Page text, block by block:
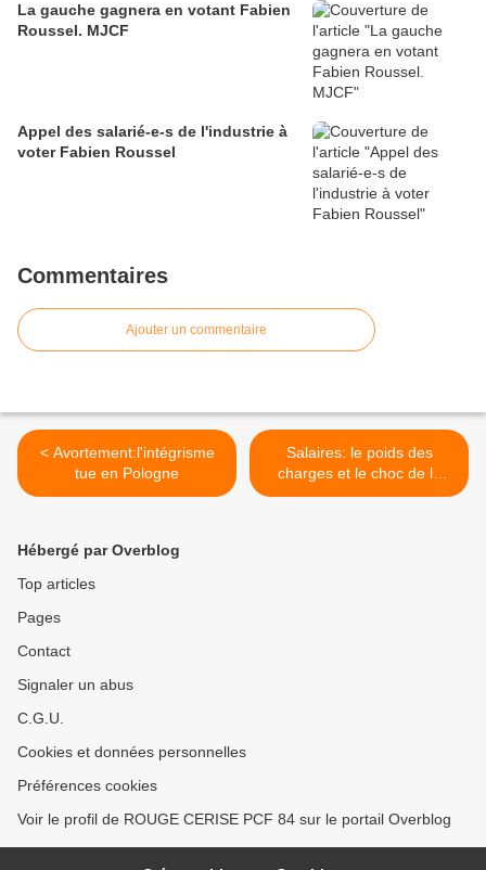
La gauche gagnera en votant Fabien
Roussel. MJCF
Appel des salarié-e-s de l'industrie à
voter Fabien Roussel
Commentaires
Ajouter un commentaire
< Avortement:l'intégrisme
tue en Pologne
Salaires: le poids des
charges et le choc de la
réalité. (*) Par Laurent Brun
Hébergé par Overblog
Top articles
Pages
Contact
Signaler un abus
C.G.U.
Cookies et données personnelles
Préférences cookies
Voir le profil de ROUGE CERISE PCF 84 sur le portail Overblog